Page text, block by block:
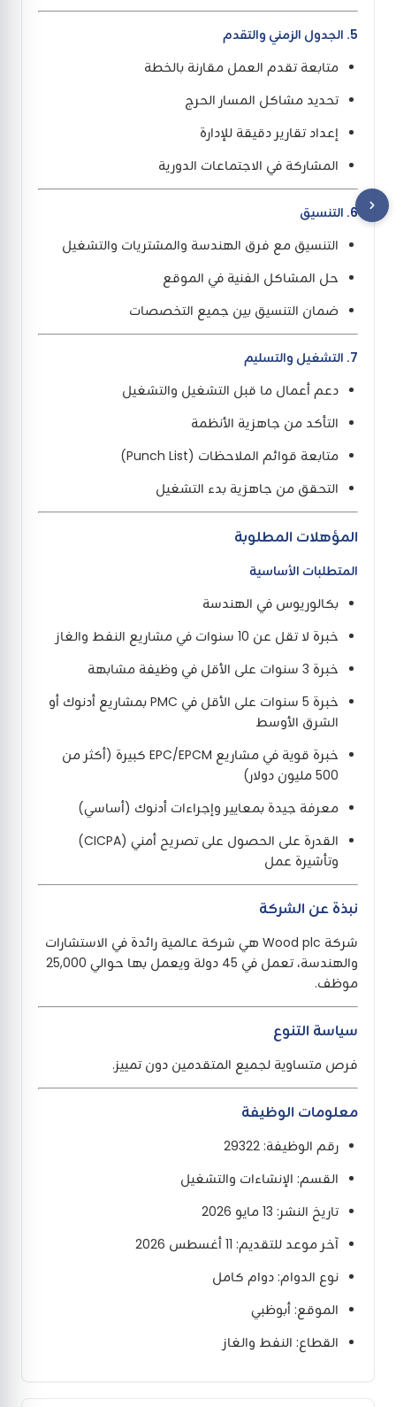
5. الجدول الزمني والتقدم
متابعة تقدم العمل مقارنة بالخطة
تحديد مشاكل المسار الحرج
إعداد تقارير دقيقة للإدارة
المشاركة في الاجتماعات الدورية
6. التنسيق
التنسيق مع فرق الهندسة والمشتريات والتشغيل
حل المشاكل الفنية في الموقع
ضمان التنسيق بين جميع التخصصات
7. التشغيل والتسليم
دعم أعمال ما قبل التشغيل والتشغيل
التأكد من جاهزية الأنظمة
متابعة قوائم الملاحظات (Punch List)
التحقق من جاهزية بدء التشغيل
المؤهلات المطلوبة
المتطلبات الأساسية
بكالوريوس في الهندسة
خبرة لا تقل عن 10 سنوات في مشاريع النفط والغاز
خبرة 3 سنوات على الأقل في وظيفة مشابهة
خبرة 5 سنوات على الأقل في PMC بمشاريع أدنوك أو
الشرق الأوسط
خبرة قوية في مشاريع EPC/EPCM كبيرة (أكثر من
500 مليون دولار)
معرفة جيدة بمعايير وإجراءات أدنوك (أساسي)
القدرة على الحصول على تصريح أمني (CICPA)
وتأشيرة عمل
نبذة عن الشركة
شركة Wood plc هي شركة عالمية رائدة في الاستشارات
والهندسة، تعمل في 45 دولة ويعمل بها حوالي 25,000
موظف.
سياسة التنوع
فرص متساوية لجميع المتقدمين دون تمييز.
معلومات الوظيفة
رقم الوظيفة: 29322
القسم: الإنشاءات والتشغيل
تاريخ النشر: 13 مايو 2026
آخر موعد للتقديم: 11 أغسطس 2026
نوع الدوام: دوام كامل
الموقع: أبوظبي
القطاع: النفط والغاز